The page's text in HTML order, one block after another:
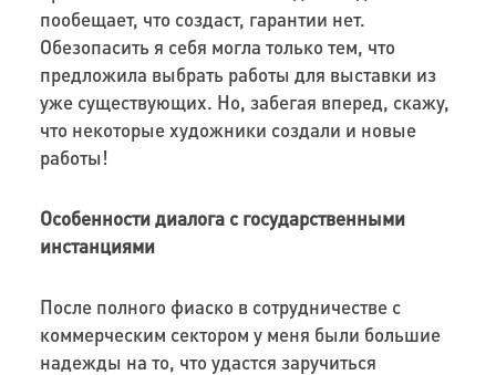
пообещает, что создаст, гарантии нет.
Обезопасить я себя могла только тем, что
предложила выбрать работы для выставки из
уже существующих. Но, забегая вперед, скажу,
что некоторые художники создали и новые
работы!
Особенности диалога с государственными
инстанциями
После полного фиаско в сотрудничестве с
коммерческим сектором у меня были большие
надежды на то, что удастся заручиться